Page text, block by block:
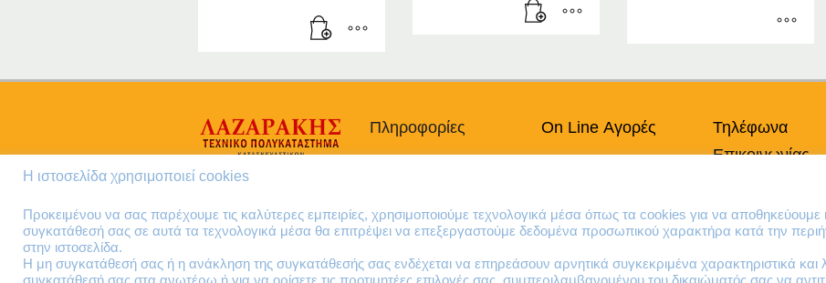
πολλαπλές
παραλλαγές.
μπορούν
να
στη
Πληροφορίες On Line Αγορές
Επιστροφές Προϊόντων
Τηλέφωνα
Επικοινωνίας
210 41 13 280
Η ιστοσελίδα χρησιμοποιεί cookies
Προκειμένου να σας παρέχουμε τις καλύτερες εμπειρίες, χρησιμοποιούμε τεχνολογικά μέσα όπως τα cookies για να
συγκατάθεσή σας σε αυτά τα τεχνολογικά μέσα θα επιτρέψει να επεξεργαστούμε δεδομένα προσωπικού χαρακτήρα κατά την
στην ιστοσελίδα.
Η μη συγκατάθεσή σας ή η ανάκληση της συγκατάθεσής σας ενδέχεται να επηρεάσουν αρνητικά συγκεκριμένα χαρακτηριστικά και